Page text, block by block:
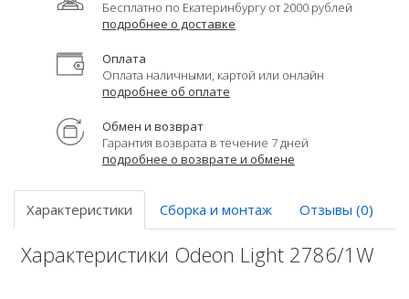
Бесплатно по Екатеринбургу от 2000 рублей
подробнее о доставке
Оплата
Оплата наличными, картой или онлайн
подробнее об оплате
Обмен и возврат
Гарантия возврата в течение 7 дней
подробнее о возврате и обмене
Характеристики Сборка и монтаж Отзывы (0)
Характеристики Odeon Light 2786/1W